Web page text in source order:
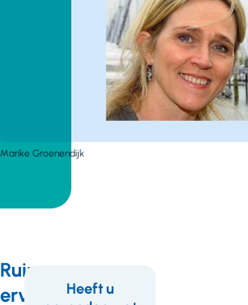
Marike Groenendijk
Ruime
ervaringHeeft u